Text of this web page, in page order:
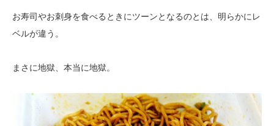
お寿司やお刺身を食べるときにツーンとなるのとは、明らかにレ
ベルが違う。
まさに地獄、本当に地獄。